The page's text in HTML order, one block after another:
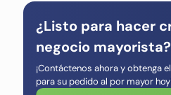
¿Listo para hacer
negocio mayorista?
¡Contáctenos ahora y obtenga
para su pedido al por mayor